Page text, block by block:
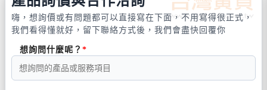
嗨，想詢價或有問題都可以直接寫在下面，不用寫得很正式，
我們看得懂就好，留下聯絡方式後，我們會盡快回覆你
想詢問什麼呢？